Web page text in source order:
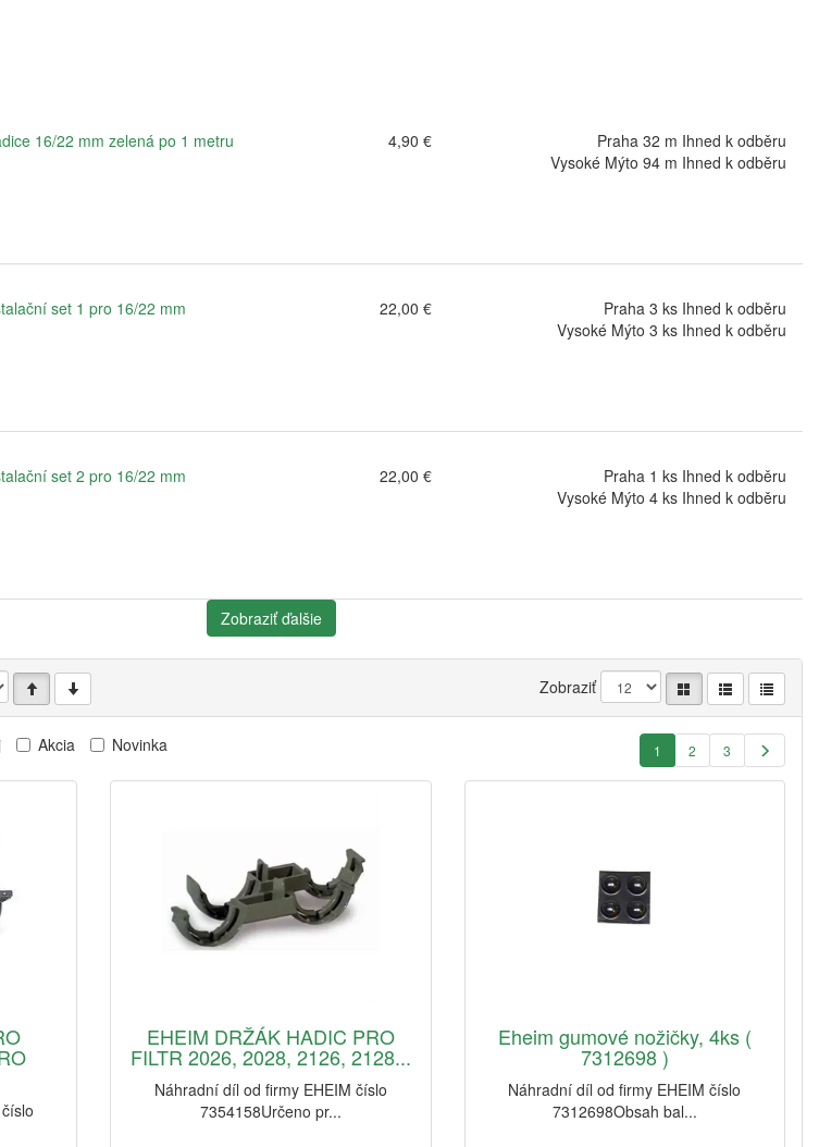
16/22 mm zelená po 1 metru
4,90 €
Praha 32 m Ihned k odběru
Vysoké Mýto 94 m Ihned k odběru
set 1 pro 16/22 mm
22,00 €
Praha 3 ks Ihned k odběru
Vysoké Mýto 3 ks Ihned k odběru
set 2 pro 16/22 mm
22,00 €
Praha 1 ks Ihned k odběru
Vysoké Mýto 4 ks Ihned k odběru
Zobraziť ďalšie
Zobraziť
Akcia Novinka 1 2 3
EHEIM DRŽÁK HADIC PRO
FILTR 2026, 2028, 2126, 2128...
Náhradní díl od firmy EHEIM číslo
7354158Určeno pr...
Eheim gumové nožičky, 4ks (
7312698 )
Náhradní díl od firmy EHEIM číslo
7312698Obsah bal...